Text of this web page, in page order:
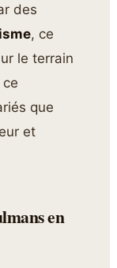
des
, ce
le terrain
que
et
en